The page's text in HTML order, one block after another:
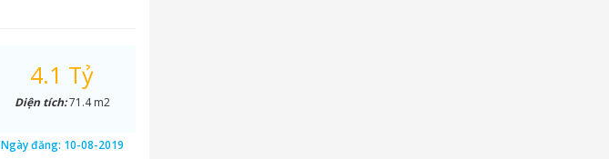
4.1 Tỷ
Diện tích:71.4 m2
Ngày đăng: 10-08-2019